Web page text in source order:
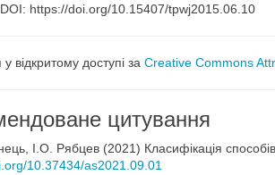
https://doi.org/10.15407/tpwj2015.06.10
відкритому доступі за Creative Commons
цитування
І.О. Рябцев (2021) Класифікація
10.37434/as2021.09.01